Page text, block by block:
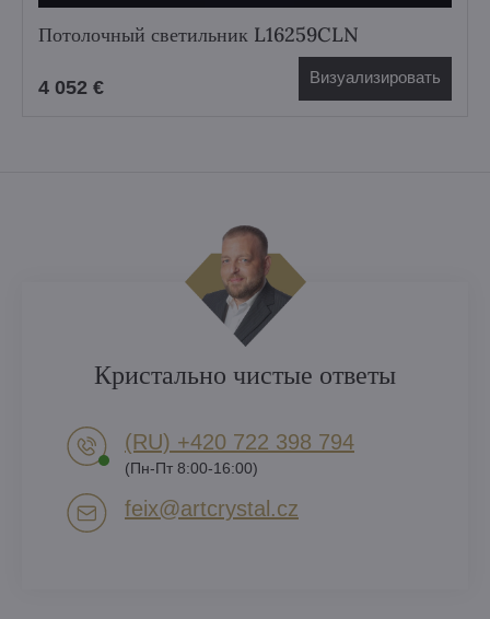
Потолочный светильник L16259CLN
4 052 € Визуализировать
Кристально чистые ответы
(RU) +420 722 398 794​
(Пн-Пт 8:00-16:00)
feix​@artcrystal​.cz